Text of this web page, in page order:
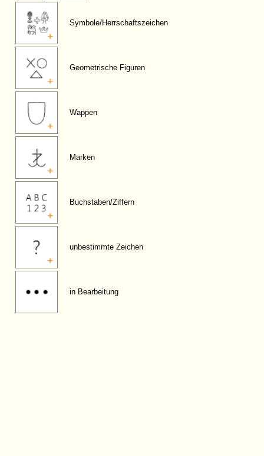
Symbole/Herrschaftszeichen
Geometrische Figuren
Wappen
Marken
Buchstaben/Ziffern
unbestimmte Zeichen
in Bearbeitung